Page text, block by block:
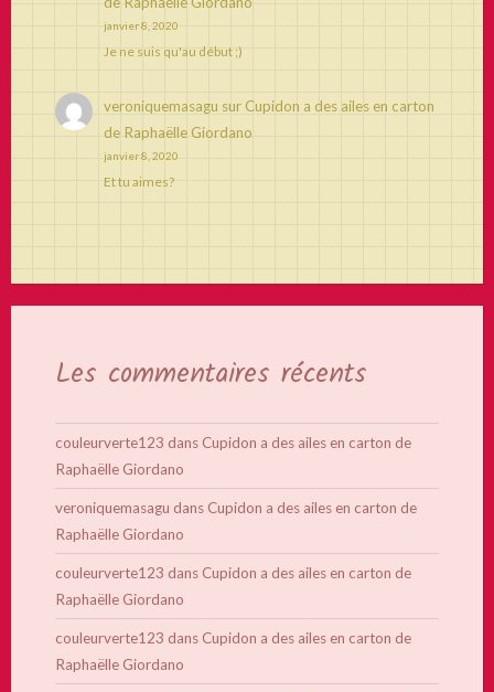
janvier 8, 2020
Je ne suis qu'au début ;)
veroniquemasagu sur Cupidon a des ailes en carton
de Raphaëlle Giordano
janvier 8, 2020
Et tu aimes?
Les commentaires récents
couleurverte123 dans Cupidon a des ailes en carton de
Raphaëlle Giordano
veroniquemasagu dans Cupidon a des ailes en carton de
Raphaëlle Giordano
couleurverte123 dans Cupidon a des ailes en carton de
Raphaëlle Giordano
couleurverte123 dans Cupidon a des ailes en carton de
Raphaëlle Giordano